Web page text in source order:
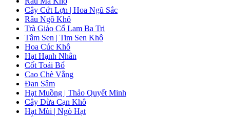
Cây Cứt Lợn | Hoa Ngũ Sắc
Râu Ngô Khô
Trà Giảo Cổ Lam Ba Tri
Tâm Sen | Tim Sen Khô
Hoa Cúc Khô
Hạt Hạnh Nhân
Cốt Toái Bổ
Cao Chè Vằng
Đan Sâm
Hạt Muồng | Thảo Quyết Minh
Cây Dừa Cạn Khô
Hạt Mùi | Ngò Hạt